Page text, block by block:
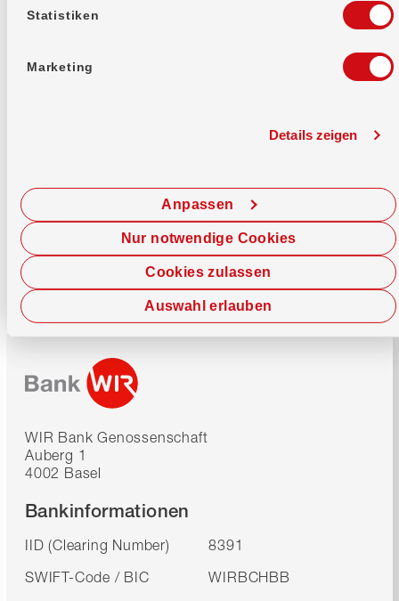
Statistiken
Marketing
Details zeigen
Cookies zulassen
Anpassen
Auswahl erlauben
Nur notwendige Cookies
Jetzt chatten
WIR Bank Genossenschaft
Auberg 1
4002 Basel
Bankinformationen
IID (Clearing Number)
8391
SWIFT-Code / BIC
WIRBCHBB